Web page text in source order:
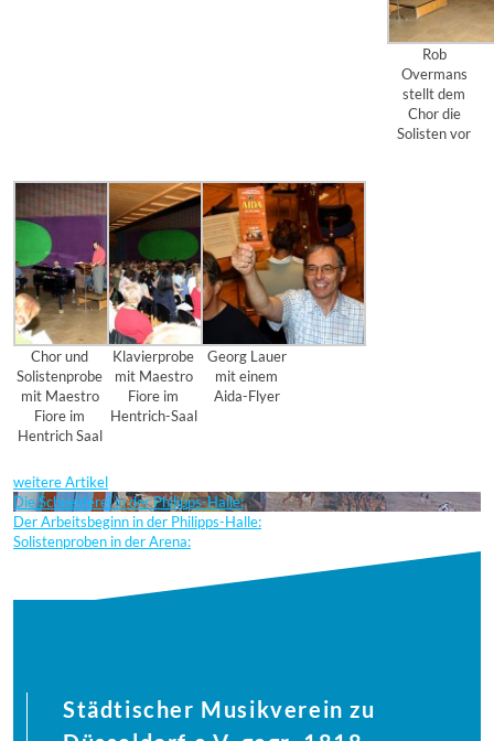
Rob
Overmans
stellt dem
Chor die
Solisten vor
Chor und
Solistenprobe
mit Maestro
Fiore im
Hentrich Saal
Klavierprobe
mit Maestro
Fiore im
Hentrich-Saal
Georg Lauer
mit einem
Aida-Flyer
weitere Artikel
Die Schneiderei in der Philipps-Halle:
Der Arbeitsbeginn in der Philipps-Halle:
Solistenproben in der Arena:
Städtischer Musikverein zu